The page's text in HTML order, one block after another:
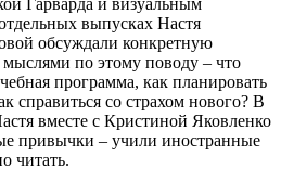
выпусках Настя
обсуждали конкретную
по этому поводу – что
программа, как планировать
справиться со страхом нового? В
вместе с Кристиной Яковленко
привычки – учили иностранные
читать.